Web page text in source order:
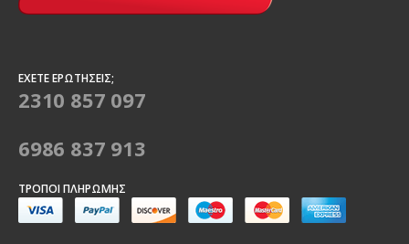
ΈΧΕΤΕ ΕΡΩΤΉΣΕΙΣ;
2310 857 097
6986 837 913
ΤΡΌΠΟΙ ΠΛΗΡΩΜΉΣ